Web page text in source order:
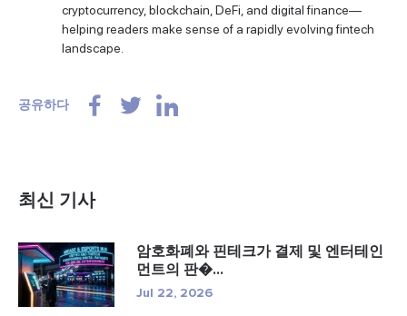
cryptocurrency, blockchain, DeFi, and digital finance—
helping readers make sense of a rapidly evolving fintech
landscape.
공유하다
최신 기사
암호화폐와 핀테크가 결제 및 엔터테인
먼트의 판�...
Jul 22, 2026